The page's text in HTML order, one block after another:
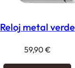
Reloj metal verde
59,90 €